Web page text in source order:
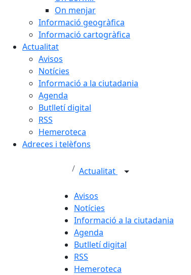
On menjar
Informació geogràfica
Informació cartogràfica
Actualitat
Avisos
Notícies
Informació a la ciutadania
Agenda
Butlletí digital
RSS
Hemeroteca
Adreces i telèfons
Actualitat
Avisos
Notícies
Informació a la ciutadania
Agenda
Butlletí digital
RSS
Hemeroteca